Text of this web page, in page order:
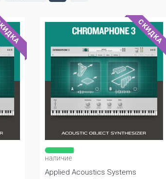
СКИДКА
наличие
Applied Acoustics Systems